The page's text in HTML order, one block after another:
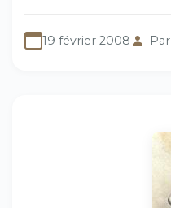
19 février 2008 Par